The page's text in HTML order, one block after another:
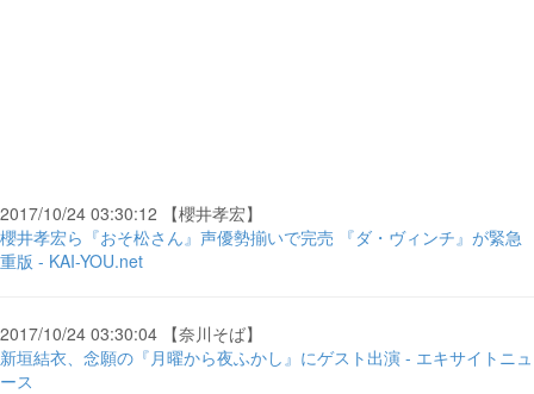
2017/10/24 03:30:12 【櫻井孝宏】
櫻井孝宏ら『おそ松さん』声優勢揃いで完売 『ダ・ヴィンチ』が緊急
重版 - KAI-YOU.net
2017/10/24 03:30:04 【奈川そば】
新垣結衣、念願の『月曜から夜ふかし』にゲスト出演 - エキサイトニュ
ース